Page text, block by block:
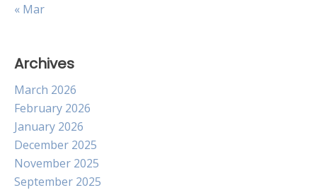
« Mar
Archives
March 2026
February 2026
January 2026
December 2025
November 2025
September 2025